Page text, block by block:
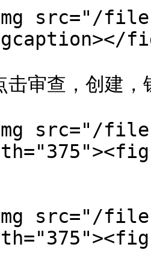
src="/files/
审查，创建，
src="/files/
src="/